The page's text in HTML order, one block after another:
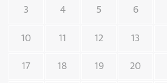
3 4 5 6
10 11 12 13
17 18 19 20